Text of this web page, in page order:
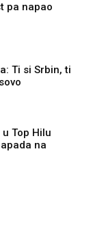
pa napao
Ti si Srbin, ti
Top Hilu
na